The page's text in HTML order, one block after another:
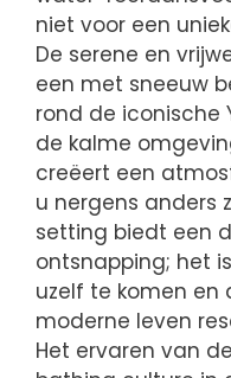
niet voor een
De serene en
een met sneeuw
rond de
de kalme
creëert een
u nergens anders
setting biedt een
ontsnapping; het
uzelf te komen en
moderne leven
Het ervaren van